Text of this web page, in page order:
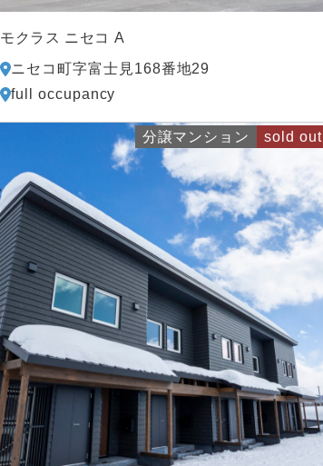
モクラス ニセコ A
ニセコ町字富士見168番地29
full occupancy
分譲マンション sold out